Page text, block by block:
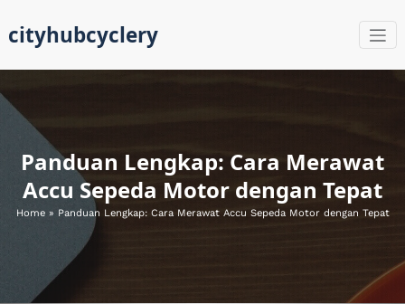
content
cityhubcyclery
Panduan Lengkap: Cara Merawat
Accu Sepeda Motor dengan Tepat
Home» Panduan Lengkap: Cara Merawat Accu Sepeda Motor dengan Tepat